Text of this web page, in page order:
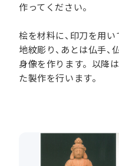
作ってください。
桧を材料に、印刀を用
地紋彫り、あとは仏手、
身像を作ります。以降
た製作を行います。